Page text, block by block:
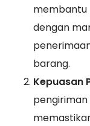
membantu
dengan
barang.
Kepuasan